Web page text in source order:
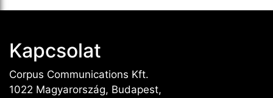
Kapcsolat
Corpus Communications Kft.
1022 Magyarország, Budapest,